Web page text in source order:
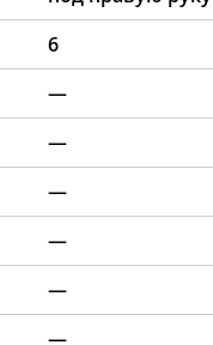
6
—
—
—
—
—
—